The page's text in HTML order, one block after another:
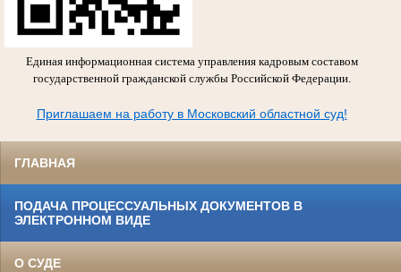
Единая информационная система управления кадровым составом
государственной гражданской службы Российской Федерации.
Приглашаем на работу в Московский областной суд!
ГЛАВНАЯ
ПОДАЧА ПРОЦЕССУАЛЬНЫХ ДОКУМЕНТОВ В
ЭЛЕКТРОННОМ ВИДЕ
О СУДЕ